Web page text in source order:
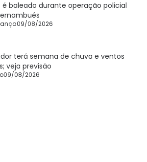
é baleado durante operação policial
09/08/2026
terá semana de chuva e ventos
veja previsão
09/08/2026